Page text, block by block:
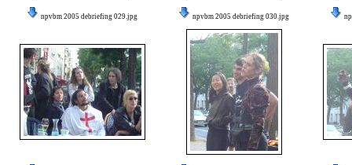
npvbm 2005 debriefing 029.jpg npvbm 2005 debriefing 030.jpg